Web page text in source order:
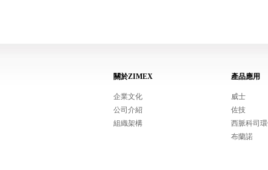
關於ZIMEX
企業文化
公司介紹
組織架構
產品應用
威士
佐技
西脈科司
布蘭諾